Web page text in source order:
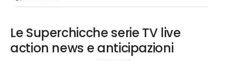
Le Superchicche serie TV live
action news e anticipazioni